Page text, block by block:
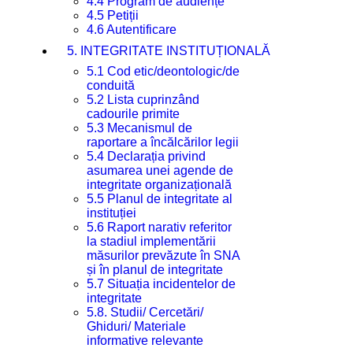
4.5 Petiții
4.6 Autentificare
5. INTEGRITATE INSTITUȚIONALĂ
5.1 Cod etic/deontologic/de
conduită
5.2 Lista cuprinzând
cadourile primite
5.3 Mecanismul de
raportare a încălcărilor legii
5.4 Declarația privind
asumarea unei agende de
integritate organizațională
5.5 Planul de integritate al
instituției
5.6 Raport narativ referitor
la stadiul implementării
măsurilor prevăzute în SNA
și în planul de integritate
5.7 Situația incidentelor de
integritate
5.8. Studii/ Cercetări/
Ghiduri/ Materiale
informative relevante